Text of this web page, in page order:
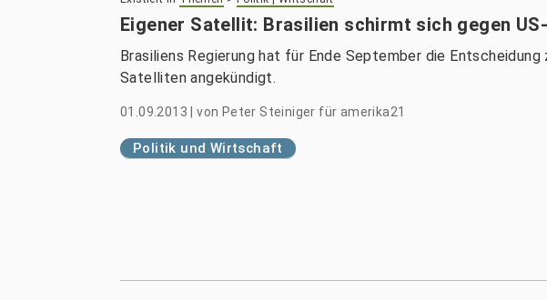
Eigener Satellit: Brasilien schirmt sich gegen
Brasiliens Regierung hat für Ende September die
Satelliten angekündigt.
01.09.2013 |von Peter Steiniger für amerika21
Politik und Wirtschaft